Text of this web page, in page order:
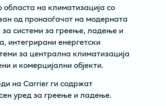
на климатизација со
од пронаоѓачот на модерната
системи за греење, ладење и
интегрирани енергетски
за централна климатизација
и комерцијални објекти.
на Carrier ги содржат
уред за греење и ладење.